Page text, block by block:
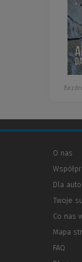
O nas
Dla
Twoje
Co nas
Mapa
FAQ